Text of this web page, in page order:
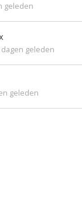
geleden
dagen geleden
geleden